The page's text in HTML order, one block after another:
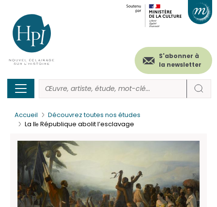
contenu
principal
Menu
secondaire
(header)
S'abonner à
la newsletter
Accueil
Découvrez toutes nos études
La IIe République abolit l’esclavage